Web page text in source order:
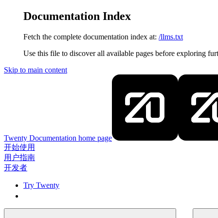
Documentation Index
Fetch the complete documentation index at: /llms.txt
Use this file to discover all available pages before exploring
Skip to main content
Twenty Documentation home page
开始使用
用户指南
开发者
Try Twenty